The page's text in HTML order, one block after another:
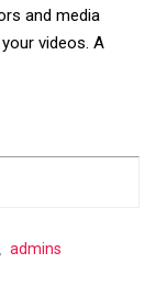
and media
videos. A
admins